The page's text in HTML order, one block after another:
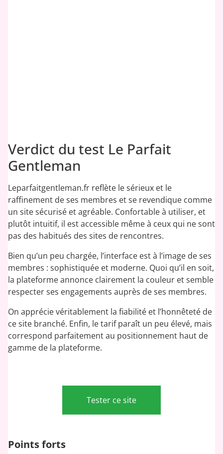
Verdict du test Le Parfait
Gentleman
Leparfaitgentleman.fr reflète le sérieux et le
raffinement de ses membres et se revendique comme
un site sécurisé et agréable. Confortable à utiliser, et
plutôt intuitif, il est accessible même à ceux qui ne sont
pas des habitués des sites de rencontres.
Bien qu’un peu chargée, l’interface est à l’image de ses
membres : sophistiquée et moderne. Quoi qu’il en soit,
la plateforme annonce clairement la couleur et semble
respecter ses engagements auprès de ses membres.
On apprécie véritablement la fiabilité et l’honnêteté de
ce site branché. Enfin, le tarif paraît un peu élevé, mais
correspond parfaitement au positionnement haut de
gamme de la plateforme.
Points forts
Tester ce site